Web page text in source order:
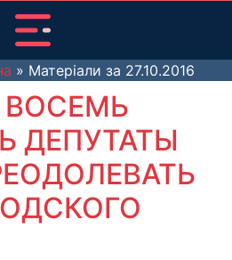
» Матеріали за 27.10.2016
ВОСЕМЬ
ДЕПУТАТЫ